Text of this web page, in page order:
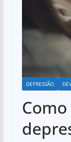
DEPRESSÃO